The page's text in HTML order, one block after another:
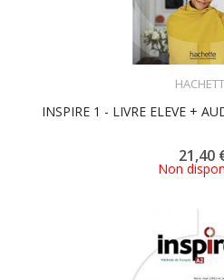
INSPIRE 1 - LIVRE ELEVE +
21,40
Non